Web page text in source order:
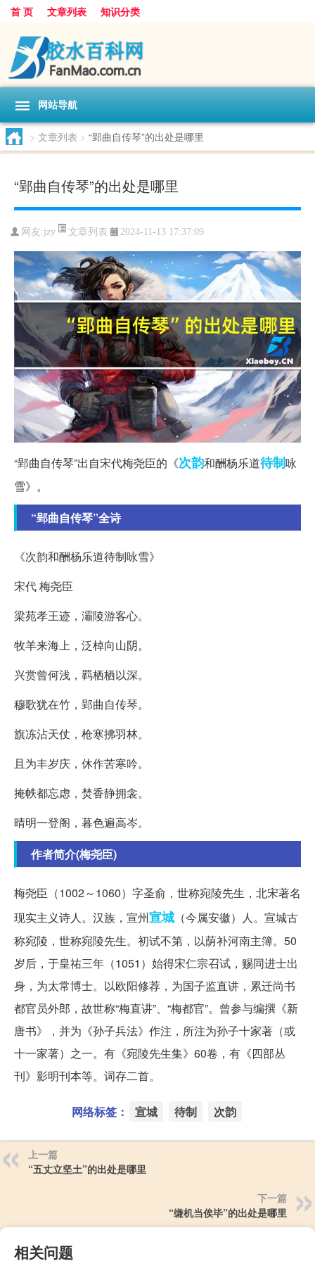
首 页 文章列表 知识分类
网站导航
> 文章列表 > “郢曲自传琴”的出处是哪里
“郢曲自传琴”的出处是哪里
网友:jzy 文章列表 2024-11-13 17:37:09
“郢曲自传琴”出自宋代梅尧臣的《次韵和酬杨乐道待制咏
雪》。
“郢曲自传琴”全诗
《次韵和酬杨乐道待制咏雪》
宋代 梅尧臣
梁苑孝王迹，灞陵游客心。
牧羊来海上，泛棹向山阴。
兴赏曾何浅，羁栖栖以深。
穆歌犹在竹，郢曲自传琴。
旗冻沾天仗，枪寒拂羽林。
且为丰岁庆，休作苦寒吟。
掩帙都忘虑，焚香静拥衾。
晴明一登阁，暮色遍高岑。
作者简介(梅尧臣)
梅尧臣（1002～1060）字圣俞，世称宛陵先生，北宋著名
现实主义诗人。汉族，宣州宣城 （今属安徽）人。宣城古
称宛陵，世称宛陵先生。初试不第，以荫补河南主簿。50
岁后，于皇祐三年（1051）始得宋仁宗召试，赐同进士出
身，为太常博士。以欧阳修荐，为国子监直讲，累迁尚书
都官员外郎，故世称“梅直讲”、“梅都官”。曾参与编撰《新
唐书》，并为《孙子兵法》作注，所注为孙子十家著（或
十一家著）之一。有《宛陵先生集》60卷，有《四部丛
刊》影明刊本等。词存二首。
网络标签： 宣城 待制 次韵
上一篇
“五丈立坚土”的出处是哪里
下一篇
“缣机当俟毕”的出处是哪里
相关问题